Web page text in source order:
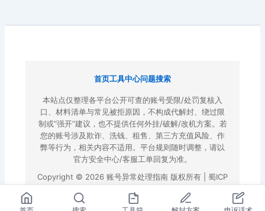
首页工具中心问题搜索
本站点仅整理各平台公开可查的账号受限/处罚复核入
口、材料清单与常见被拒原因，不构成代解封、绕过限
制或“强开”建议，也不提供任何外挂/破解/改机方案。若
您的账号涉及欺诈、洗钱、租售、第三方充值风险、作
弊等行为，相关内容不适用。平台规则随时调整，请以
官方安全中心/客服工单回复为准。
Copyright © 2026 账号异常处理指南 版权所有 | 蜀ICP